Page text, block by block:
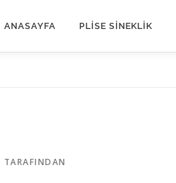
ANASAYFA PLİSE SİNEKLİK
TARAFINDAN